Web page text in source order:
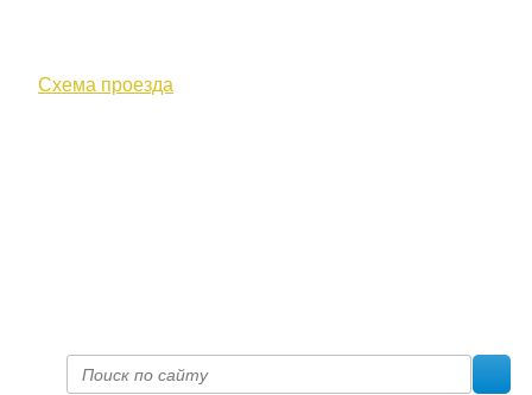
Схема проезда